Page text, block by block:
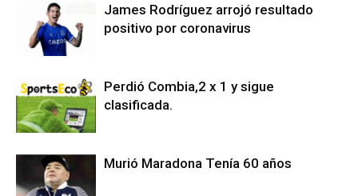
James Rodríguez arrojó resultado
positivo por coronavirus
Perdió Combia,2 x 1 y sigue
clasificada.
Murió Maradona Tenía 60 años